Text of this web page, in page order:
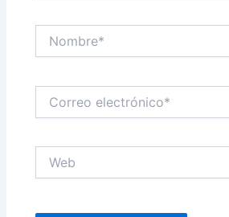
electrónico*